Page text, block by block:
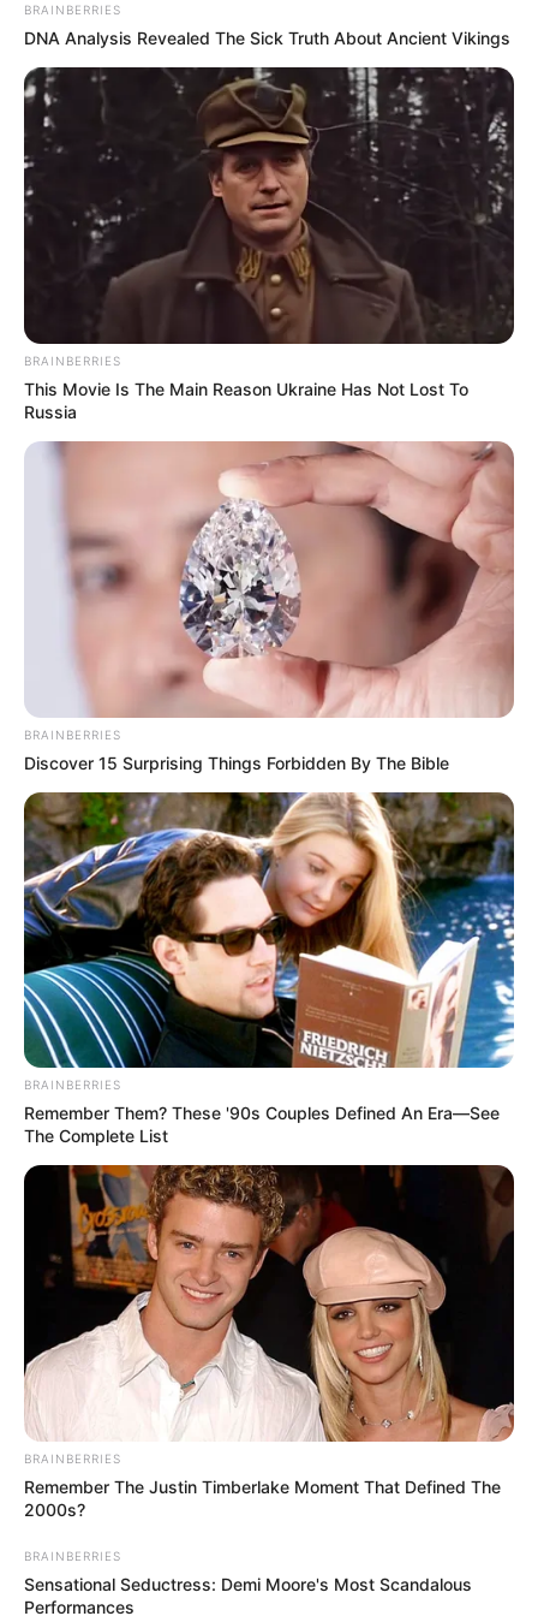
estellen
Veranstaltung in Weissach eintragen
Die schönsten Ausflugsziele und
Sehenswürdigkeiten in Baden-Württemberg:
Hier geht es zu denschönsten Ausflugszielen und
Sehenswürdigkeiten im ganzen Bundesland. Hierzu
gehören dieschönsten Städte , sehenswerteSchlösser,
Schwarzwaldsowie weitere Ausflugs- und
Urlaubsregionen.
Kabarett online Puzzle
Hier gibt es Tipps, wie man eineFerienwohnung
gestaltenkann.
Hier kann jedeAdresse in Weissachauf der Landkarte
gesucht werden.
Weitere Veranstaltungen in Baden-Württemberg
und Ticketverkauf für Weissach und ganz
Deutschland:
Veranstaltungsplan für WeissachmitEVENTIM Tick
etshop für ganz Deutschland.
Rock, Pop, Schlager & Musical in Deutschland
Auswahl von regelmäßig stattfindenden
BRAINBERRIES
DNA Analysis Revealed The Sick Truth About Ancient Vikings
BRAINBERRIES
This Movie Is The Main Reason Ukraine Has Not Lost To
Russia
BRAINBERRIES
Discover 15 Surprising Things Forbidden By The Bible
BRAINBERRIES
Remember Them? These '90s Couples Defined An Era—See
The Complete List
BRAINBERRIES
Remember The Justin Timberlake Moment That Defined The
2000s?
BRAINBERRIES
Sensational Seductress: Demi Moore's Most Scandalous
Performances